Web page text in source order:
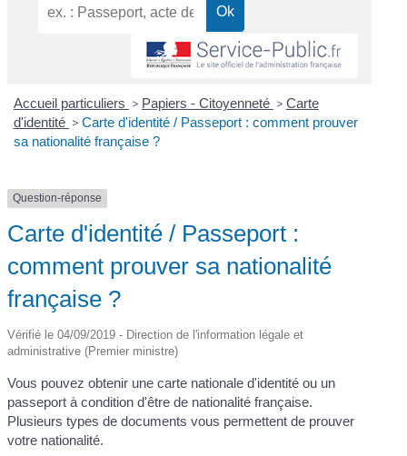
Accueil particuliers > Papiers - Citoyenneté > Carte
d'identité > Carte d'identité / Passeport : comment prouver
sa nationalité française ?
Question-réponse
Carte d'identité / Passeport :
comment prouver sa nationalité
française ?
Vérifié le 04/09/2019 - Direction de l'information légale et
administrative (Premier ministre)
Vous pouvez obtenir une carte nationale d'identité ou un
passeport à condition d'être de nationalité française.
Plusieurs types de documents vous permettent de prouver
votre nationalité.